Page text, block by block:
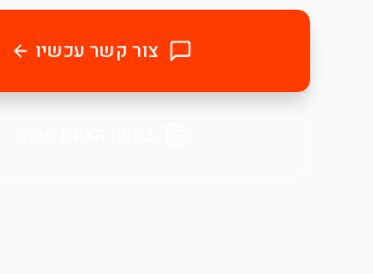
צור קשר עכשיו